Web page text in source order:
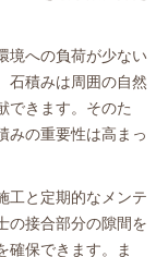
境への負荷が少ない
石積みは周囲の自然
できます。そのた
みの重要性は高まっ
工と定期的なメンテ
の接合部分の隙間を
確保できます。ま